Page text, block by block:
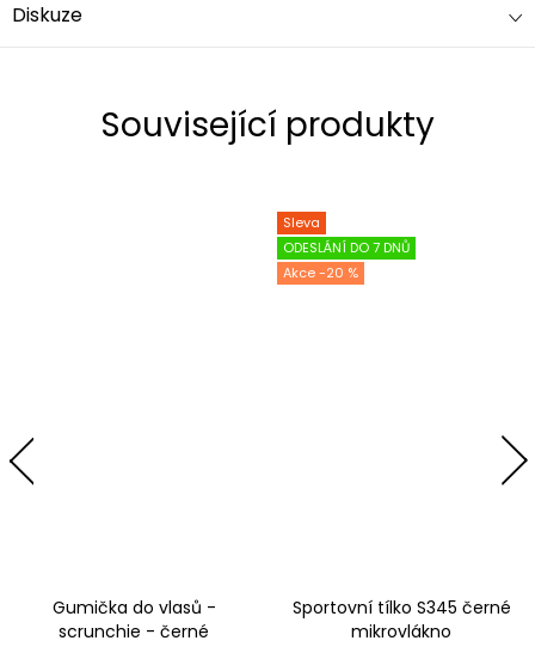
Diskuze
Související produkty
Gumička do vlasů -
scrunchie - černé
Sleva
ODESLÁNÍ DO 7 DNŮ
-20 %
Sportovní tílko S345 černé
mikrovlákno